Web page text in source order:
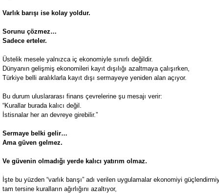
Varlık barışı ise kolay yoldur.
Sorunu çözmez…
Sadece erteler.
Üstelik mesele yalnızca iç ekonomiyle sınırlı değildir.
Dünyanın gelişmiş ekonomileri kayıt dışılığı azaltmaya çalışırken,
Türkiye belli aralıklarla kayıt dışı sermayeye yeniden alan açıyor.
Bu durum uluslararası finans çevrelerine şu mesajı verir:
“Kurallar burada kalıcı değil.
İstisnalar her an devreye girebilir.”
Sermaye belki gelir…
Ama güven gelmez.
Ve güvenin olmadığı yerde kalıcı yatırım olmaz.
İşte bu yüzden “varlık barışı” adı verilen uygulamalar ekonomiyi
tam tersine kuralların ağırlığını azaltıyor,